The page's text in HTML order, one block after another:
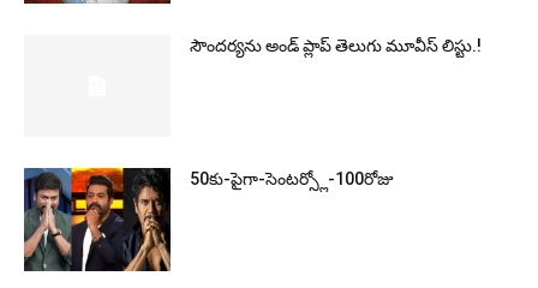
సౌందర్యను అండ్‌ ప్లాప్‌ తెలుగు మూవీస్‌ లిస్టు.!
50కు-పైగా-సెంటర్స్లో-100రోజు